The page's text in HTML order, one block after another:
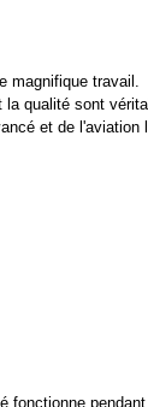
travail.
qualité sont
et de l'aviation
fonctionne